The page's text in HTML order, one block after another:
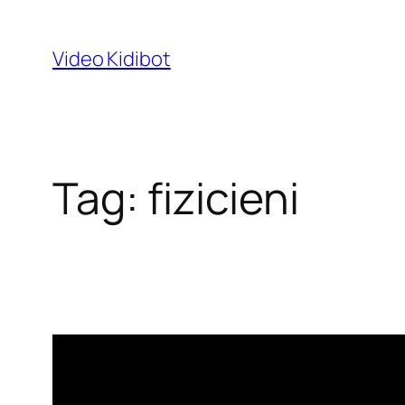
content
Video Kidibot
Tag: fizicieni